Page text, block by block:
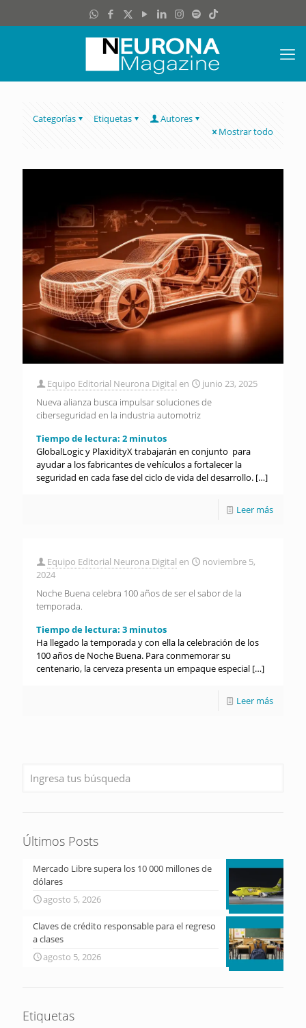
Categorías Etiquetas
Autores
Mostrar todo
Equipo Editorial Neurona Digital en
junio 23, 2025
Nueva alianza busca impulsar soluciones de
ciberseguridad en la industria automotriz
Tiempo de lectura: 2 minutos
GlobalLogic y PlaxidityX trabajarán en conjunto para
ayudar a los fabricantes de vehículos a fortalecer la
seguridad en cada fase del ciclo de vida del desarrollo. […]
Leer más
Equipo Editorial Neurona Digital en
noviembre 5,
2024
Noche Buena celebra 100 años de ser el sabor de la
temporada.
Tiempo de lectura: 3 minutos
Ha llegado la temporada y con ella la celebración de los
100 años de Noche Buena. Para conmemorar su
centenario, la cerveza presenta un empaque especial […]
Leer más
Últimos Posts
Mercado Libre supera los 10 000 millones de
dólares
agosto 5, 2026
Claves de crédito responsable para el regreso
a clases
agosto 5, 2026
Etiquetas